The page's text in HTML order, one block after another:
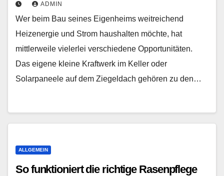
ADMIN
Wer beim Bau seines Eigenheims weitreichend
Heizenergie und Strom haushalten möchte, hat
mittlerweile vielerlei verschiedene Opportunitäten.
Das eigene kleine Kraftwerk im Keller oder
Solarpaneele auf dem Ziegeldach gehören zu den…
ALLGEMEIN
So funktioniert die richtige Rasenpflege